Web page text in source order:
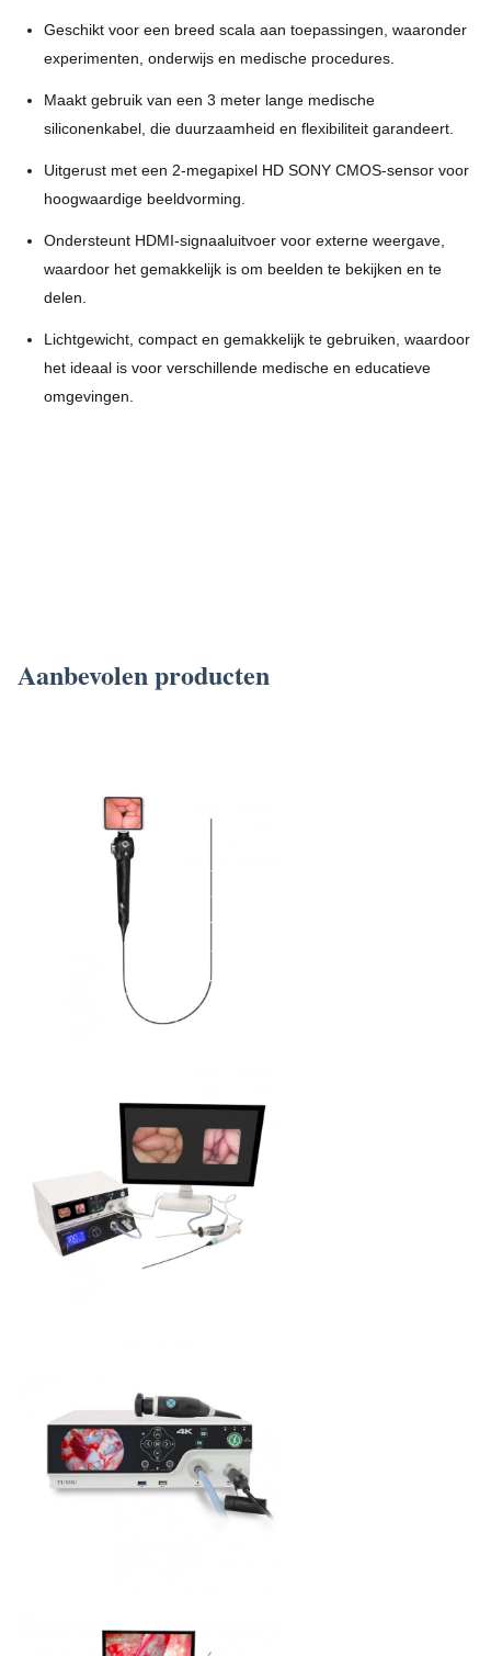
Geschikt voor een breed scala aan toepassingen, waaronder
experimenten, onderwijs en medische procedures.
Maakt gebruik van een 3 meter lange medische
siliconenkabel, die duurzaamheid en flexibiliteit garandeert.
Uitgerust met een 2-megapixel HD SONY CMOS-sensor voor
hoogwaardige beeldvorming.
Ondersteunt HDMI-signaaluitvoer voor externe weergave,
waardoor het gemakkelijk is om beelden te bekijken en te
delen.
Lichtgewicht, compact en gemakkelijk te gebruiken, waardoor
het ideaal is voor verschillende medische en educatieve
omgevingen.
Aanbevolen producten